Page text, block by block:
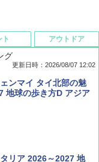
０２６年 ９月号 [雑
ＡＮ)
年 9 月号【特別付録:
グ
更新日時：2026/08/07 12:02
ンマイ タイ北部の魅
地球の歩き方D アジア
リア 2026～2027 地
ト アウトドア